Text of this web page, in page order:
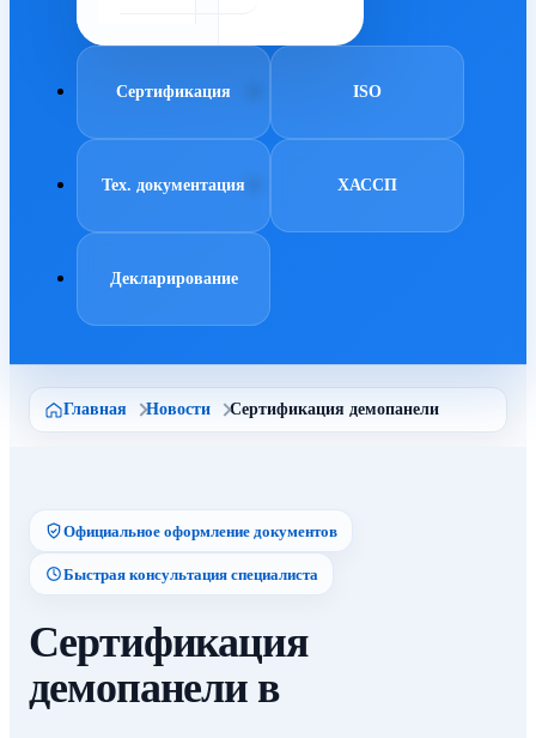
Сертификация ISO
Тех. документация ХАССП
Декларирование
Главная Новости Сертификация демопанели
Официальное оформление документов
Быстрая консультация специалиста
Сертификация
демопанели в